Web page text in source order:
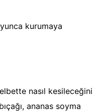
kurumaya
nasıl kesileceğini
ananas soyma